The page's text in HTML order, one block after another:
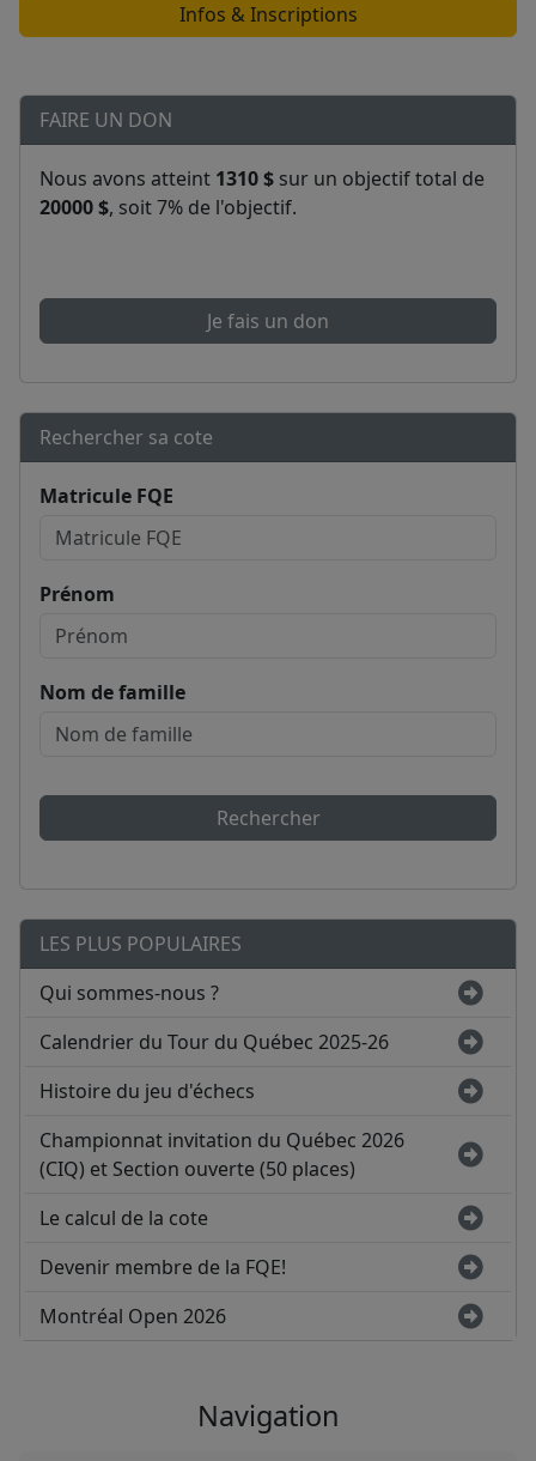
Infos & Inscriptions
FAIRE UN DON
Nous avons atteint 1310 $ sur un objectif total de
20000 $, soit 7% de l'objectif.
Je fais un don
Rechercher sa cote
Matricule FQE
Prénom
Nom de famille
Rechercher
LES PLUS POPULAIRES
Qui sommes-nous ?
Calendrier du Tour du Québec 2025-26
Histoire du jeu d'échecs
Championnat invitation du Québec 2026
(CIQ) et Section ouverte (50 places)
Le calcul de la cote
Devenir membre de la FQE!
Montréal Open 2026
Navigation